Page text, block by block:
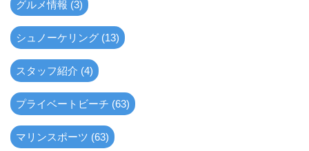
グルメ情報 (3)
シュノーケリング (13)
スタッフ紹介 (4)
プライベートビーチ (63)
マリンスポーツ (63)